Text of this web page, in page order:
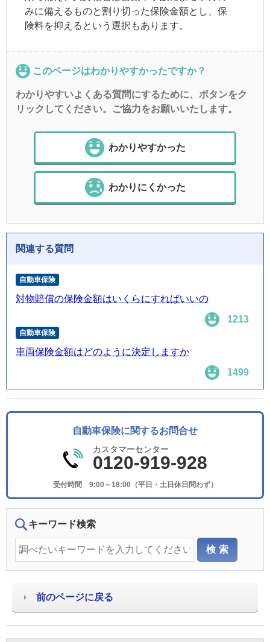
みに備えるものと割り切った保険金額とし、保
険料を抑えるという選択もあります。
このページはわかりやすかったですか？
わかりやすいよくある質問にするために、ボタンをク
リックしてください。ご協力をお願いいたします。
わかりやすかった
わかりにくかった
関連する質問
自動車保険
対物賠償の保険金額はいくらにすればいいの
1213
自動車保険
車両保険金額はどのように決定しますか
1499
自動車保険に関するお問合せ
カスタマーセンター
0120-919-928
受付時間 9:00～18:00（平日・土日休日問わず）
キーワード検索
前のページに戻る